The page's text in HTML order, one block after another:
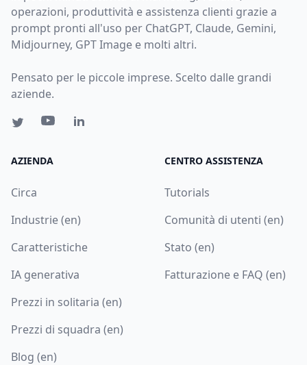
operazioni, produttività e assistenza clienti grazie a
prompt pronti all'uso per ChatGPT, Claude, Gemini,
Midjourney, GPT Image e molti altri.
Pensato per le piccole imprese. Scelto dalle grandi
aziende.
AZIENDA
Circa
Industrie (en)
Caratteristiche
IA generativa
Prezzi in solitaria (en)
Prezzi di squadra (en)
Blog (en)
CENTRO ASSISTENZA
Tutorials
Comunità di utenti (en)
Stato (en)
Fatturazione e FAQ (en)